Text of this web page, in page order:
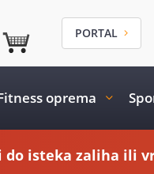
PORTAL
oprema
do isteka zaliha ili